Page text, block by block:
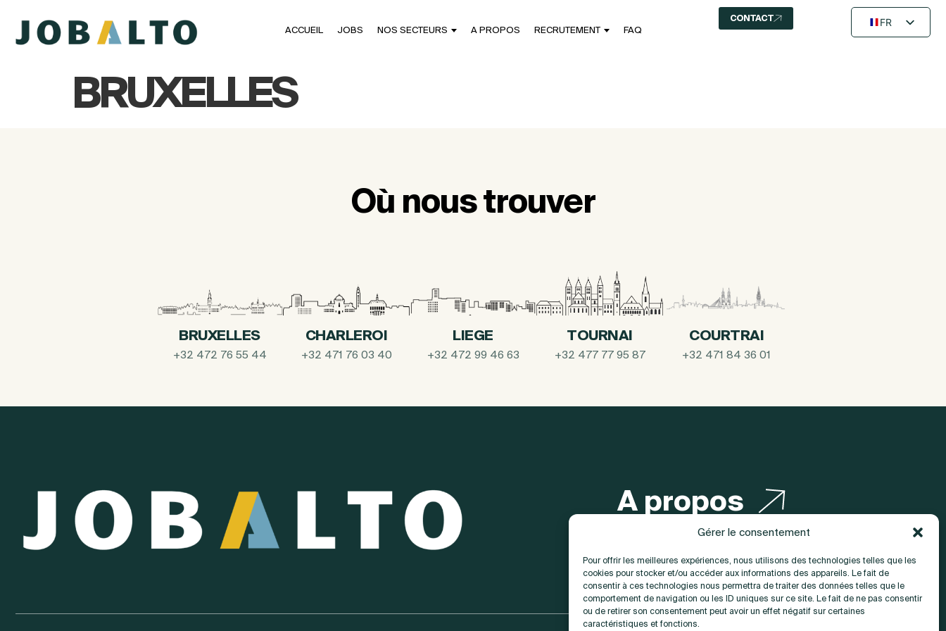
Gérer le consentement
Pour offrir les meilleures expériences, nous utilisons des technologies telles que les
cookies pour stocker et/ou accéder aux informations des appareils. Le fait de
consentir à ces technologies nous permettra de traiter des données telles que le
comportement de navigation ou les ID uniques sur ce site. Le fait de ne pas consentir
ou de retirer son consentement peut avoir un effet négatif sur certaines
caractéristiques et fonctions.
ACCUEIL JOBS NOS SECTEURS A PROPOS RECRUTEMENT FAQ
CONTACT
FR
BRUXELLES
Où nous trouver
BRUXELLES
+32 472 76 55 44
CHARLEROI
+32 471 76 03 40
LIEGE
+32 472 99 46 63
TOURNAI
+32 477 77 95 87
COURTRAI
+32 471 84 36 01
A propos
Contact